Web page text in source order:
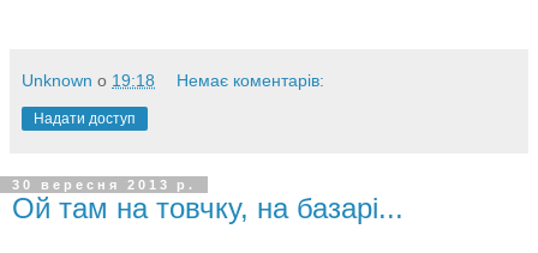
Unknown о 19:18 Немає коментарів:
Надати доступ
30 вересня 2013 р.
Ой там на товчку, на базарі...